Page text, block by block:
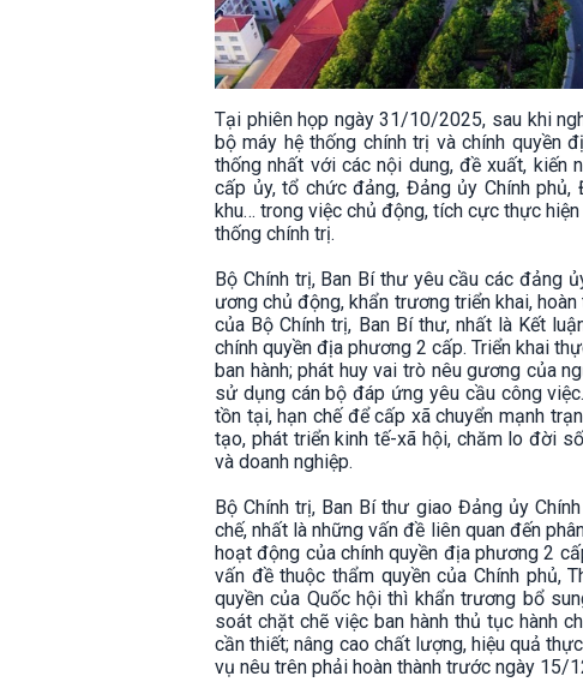
Tại phiên họp ngày 31/10/2025, sau khi
bộ máy hệ thống chính trị và chính quyền
thống nhất với các nội dung, đề xuất, kiến
cấp ủy, tổ chức đảng, Đảng ủy Chính phủ,
khu… trong việc chủ động, tích cực thực
thống chính trị.
Bộ Chính trị, Ban Bí thư yêu cầu các đảng
ương chủ động, khẩn trương triển khai,
của Bộ Chính trị, Ban Bí thư, nhất là Kết
chính quyền địa phương 2 cấp. Triển khai
ban hành; phát huy vai trò nêu gương của
sử dụng cán bộ đáp ứng yêu cầu công
tồn tại, hạn chế để cấp xã chuyển mạnh
tạo, phát triển kinh tế-xã hội, chăm lo đời
và doanh nghiệp.
Bộ Chính trị, Ban Bí thư giao Đảng ủy
chế, nhất là những vấn đề liên quan đến
hoạt động của chính quyền địa phương 2
vấn đề thuộc thẩm quyền của Chính phủ,
quyền của Quốc hội thì khẩn trương bổ
soát chặt chẽ việc ban hành thủ tục hành
cần thiết; nâng cao chất lượng, hiệu quả
vụ nêu trên phải hoàn thành trước ngày 15/